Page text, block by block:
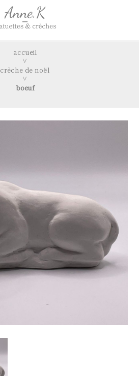
accueil
crèche de noël
boeuf